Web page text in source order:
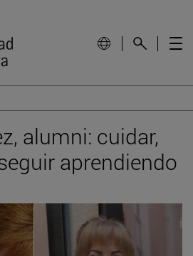
alumni: cuidar,
aprendiendo